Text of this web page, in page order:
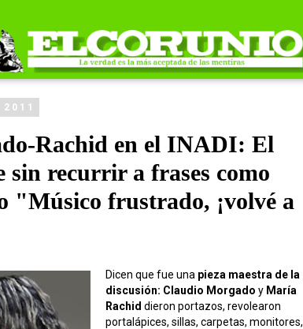
Rachid en el INADI: El
sin recurrir a frases como
frustrado, ¡volvé a
Dicen que fue una pieza maestra de la
discusión: Claudio Morgado y María
Rachid dieron portazos, revolearon
portalápices, sillas, carpetas, monitores,